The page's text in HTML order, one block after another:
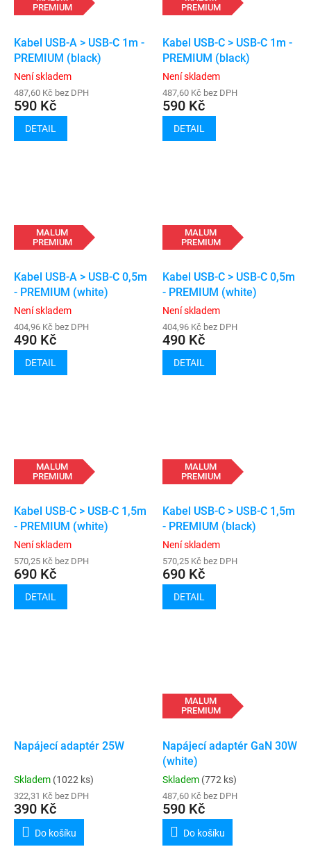
PREMIUM
Kabel USB-A > USB-C 1m -
PREMIUM (black)
Není skladem
487,60 Kč bez DPH
590 Kč
DETAIL
PREMIUM
Kabel USB-C > USB-C 1m -
PREMIUM (black)
Není skladem
487,60 Kč bez DPH
590 Kč
DETAIL
MALUM
PREMIUM
Kabel USB-A > USB-C 0,5m
- PREMIUM (white)
Není skladem
404,96 Kč bez DPH
490 Kč
DETAIL
MALUM
PREMIUM
Kabel USB-C > USB-C 0,5m
- PREMIUM (white)
Není skladem
404,96 Kč bez DPH
490 Kč
DETAIL
MALUM
PREMIUM
Kabel USB-C > USB-C 1,5m
- PREMIUM (white)
Není skladem
570,25 Kč bez DPH
690 Kč
DETAIL
MALUM
PREMIUM
Kabel USB-C > USB-C 1,5m
- PREMIUM (black)
Není skladem
570,25 Kč bez DPH
690 Kč
DETAIL
Napájecí adaptér 25W
Skladem (1022 ks)
322,31 Kč bez DPH
390 Kč
Do košíku
MALUM
PREMIUM
Napájecí adaptér GaN 30W
(white)
Skladem (772 ks)
487,60 Kč bez DPH
590 Kč
Do košíku